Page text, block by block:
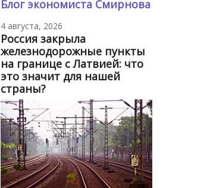
Блог экономиста Смирнова
4 августа, 2026
Россия закрыла
железнодорожные пункты
на границе с Латвией: что
это значит для нашей
страны?